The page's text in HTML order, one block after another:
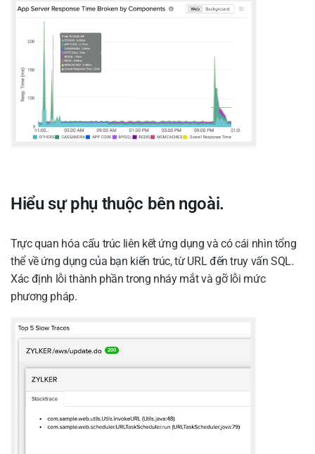
Hiểu sự phụ thuộc bên ngoài.
Trực quan hóa cấu trúc liên kết ứng dụng và có cái nhìn tổng
thể về ứng dụng của bạn kiến trúc, từ URL đến truy vấn SQL.
Xác định lỗi thành phần trong nháy mắt và gỡ lỗi mức
phương pháp.